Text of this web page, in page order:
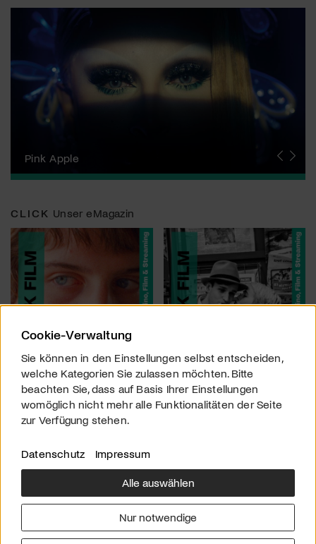
Zurich Film Festival
Pink Apple
Locarno Film Festival
Human Rights Film Festival Zurich
Yesh! Neues aus der jüdischen Filmwelt
Neuchâtel International Fantastic Film Festival
Visions du Réel
Berlinale
Solothurner Filmtage
Geneva International Film Festival
CLICK Unser eMagazin
Über uns
Downloads
Werben
Impressum
Cookie-Verwaltung
Sie können in den Einstellungen selbst entscheiden,
welche Kategorien Sie zulassen möchten. Bitte
beachten Sie, dass auf Basis Ihrer Einstellungen
womöglich nicht mehr alle Funktionalitäten der Seite
zur Verfügung stehen.
Datenschutz Impressum
Alle auswählen
Nur notwendige